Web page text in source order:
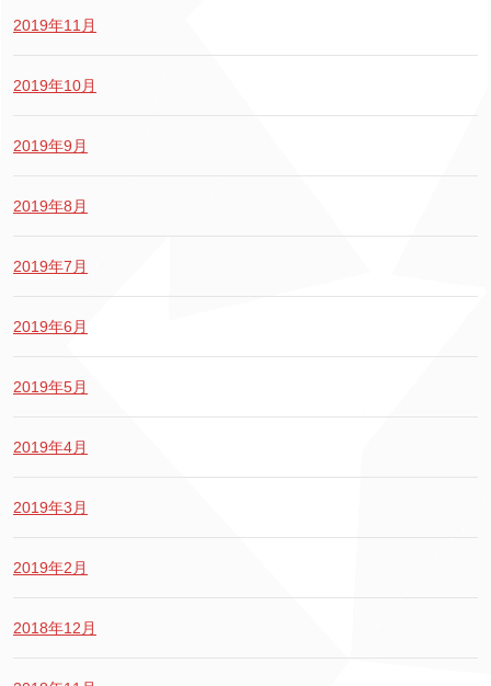
2019年11月
2019年10月
2019年9月
2019年8月
2019年7月
2019年6月
2019年5月
2019年4月
2019年3月
2019年2月
2018年12月